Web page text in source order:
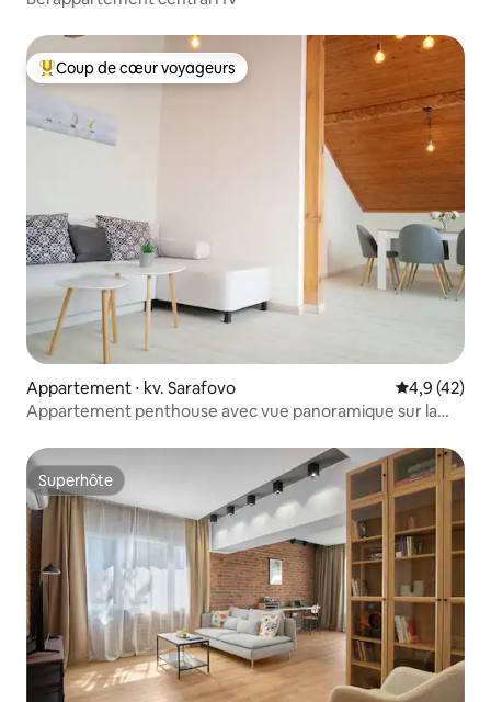
Coups de cœur voyageurs les plus appréciés
Coup de cœur voyageurs
Appartement ⋅ kv. Sarafovo Évaluation
4,9 (42)
Appartement penthouse avec vue panoramique sur la
Superhôte
Superhôte